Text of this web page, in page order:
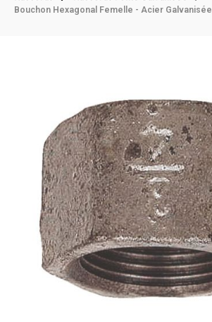
Bouchon Hexagonal Femelle - Acier Galvanisée